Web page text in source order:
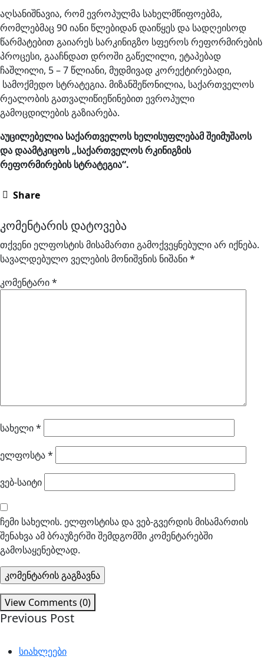
აღსანიშნავია, რომ ევროპულმა სახელმწიფოებმა,
რომლებმაც 90 იანი წლებიდან დაიწყეს და სადღეისოდ
წარმატებით გაიარეს სარკინიგზო სფეროს რეფორმირების
პროცესი, გააჩნდათ დროში გაწელილი, ეტაპებად
ჩაშლილი, 5 – 7 წლიანი, მუდმივად კორექტირებადი,
სამოქმედო სტრატეგია. მიზანშეწონილია, საქართველოს
რეალობის გათვალიწიეწინებით ევროპული
გამოცდილების გაზიარება.
აუცილებელია საქართველოს ხელისუფლებამ შეიმუშაოს
და დაამტკიცოს „საქართველოს რკინიგზის
რეფორმირების სტრატეგია“.
Share
კომენტარის დატოვება
თქვენი ელფოსტის მისამართი გამოქვეყნებული არ იქნება.
სავალდებულო ველების მონიშვნის ნიშანი*
კომენტარი*
სახელი*
ელფოსტა*
ვებ-საიტი
ჩემი სახელის. ელფოსტისა და ვებ-გვერდის მისამართის
შენახვა ამ ბრაუზერში შემდგომში კომენტარებში
გამოსაყენებლად.
View Comments (0)
Previous Post
სიახლეები